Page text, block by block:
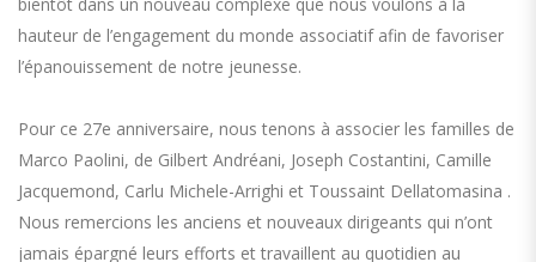
bientôt dans un nouveau complexe que nous voulons à la
hauteur de l’engagement du monde associatif afin de favoriser
l’épanouissement de notre jeunesse.
Pour ce 27e anniversaire, nous tenons à associer les familles de
Marco Paolini, de Gilbert Andréani, Joseph Costantini, Camille
Jacquemond, Carlu Michele-Arrighi et Toussaint Dellatomasina .
Nous remercions les anciens et nouveaux dirigeants qui n’ont
jamais épargné leurs efforts et travaillent au quotidien au